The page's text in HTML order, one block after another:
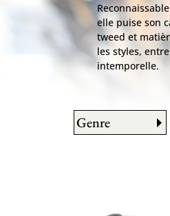
elle puise son
tweed et
les styles,
intemporelle.
Genre